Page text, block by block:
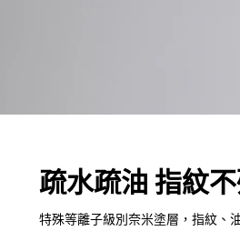
疏水疏油 指紋
特殊等離子級別奈米塗層，指紋、